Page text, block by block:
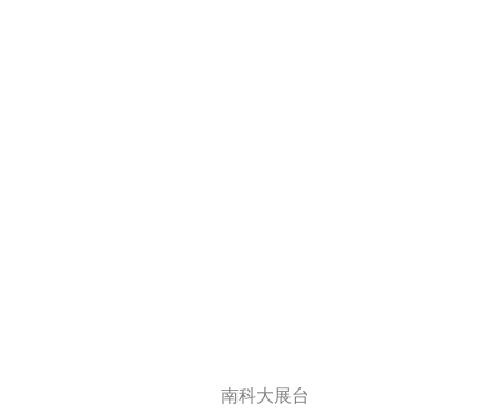
南科大展台